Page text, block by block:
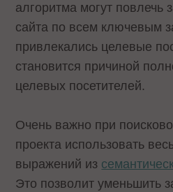
алгоритма могут повлечь
сайта по всем ключевым
привлекались целевые
становится причиной
целевых посетителей.
Очень важно при
проекта использовать
выражений из
Это позволит уменьшить